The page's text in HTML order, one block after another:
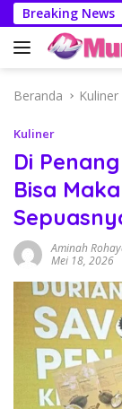
Langsung
ke
konten
Breaking News
dan Xi Jinping
Beranda Kuliner
Kuliner
Di
Bisa
Aminah
Mei 18, 2026